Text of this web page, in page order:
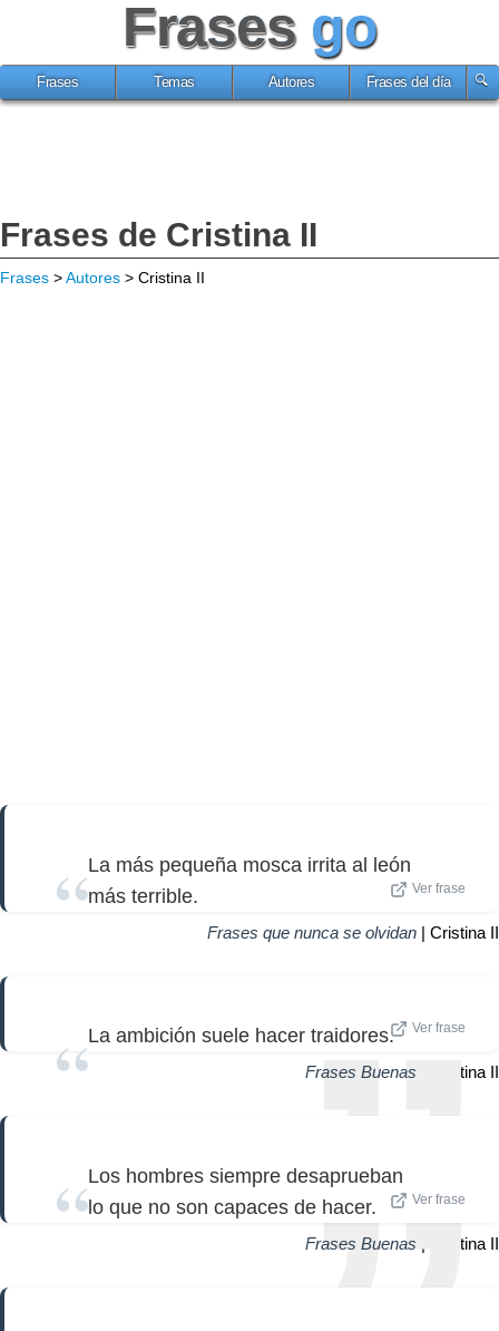
Frases go
Frases Temas Autores Frases del día
Frases de Cristina II
Frases >Autores > Cristina II
La más pequeña mosca irrita al león
más terrible.
Ver frase
Frases que nunca se olvidan | Cristina II
La ambición suele hacer traidores. Ver frase
Frases Buenas | Cristina II
Los hombres siempre desaprueban
lo que no son capaces de hacer.
Ver frase
Frases Buenas | Cristina II